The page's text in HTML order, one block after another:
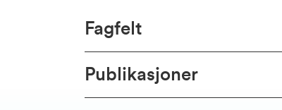
Fagfelt
Publikasjoner